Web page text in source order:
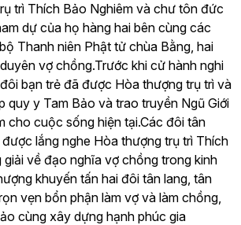
trì Thích Bảo Nghiêm và chư tôn đức
dự của họ hàng hai bên cùng các
Thanh niên Phật tử chùa Bằng, hai
vợ chồng.Trước khi cử hành nghi
bạn trẻ đã được Hòa thượng trụ trì và
quy y Tam Bảo và trao truyền Ngũ Giới
cho cuộc sống hiện tại.Các đôi tân
lắng nghe Hòa thượng trụ trì Thích
giải về đạo nghĩa vợ chồng trong kinh
khuyến tấn hai đôi tân lang, tân
vẹn bổn phận làm vợ và làm chồng,
cùng xây dựng hạnh phúc gia